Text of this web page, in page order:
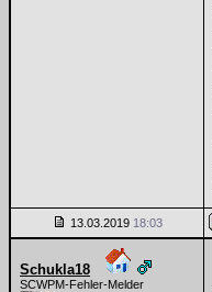
13.03.2019 18:03
Schukla18
SCWPM-Fehler-Melder